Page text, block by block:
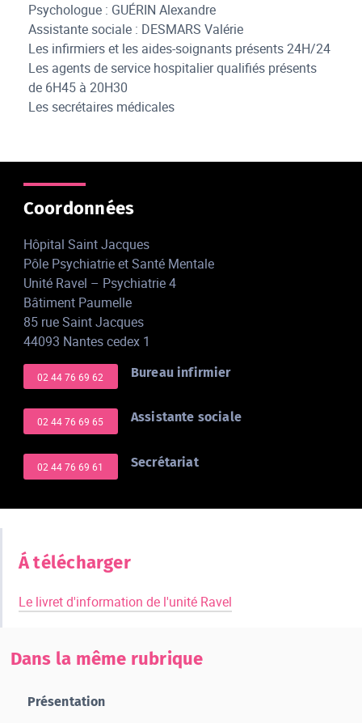
Psychologue : GUÉRIN Alexandre
Assistante sociale : DESMARS Valérie
Les infirmiers et les aides-soignants présents 24H/24
Les agents de service hospitalier qualifiés présents
de 6H45 à 20H30
Les secrétaires médicales
Coordonnées
Hôpital Saint Jacques
Pôle Psychiatrie et Santé Mentale
Unité Ravel – Psychiatrie 4
Bâtiment Paumelle
85 rue Saint Jacques
44093 Nantes cedex 1
Bureau infirmier
02 44 76 69 62
Assistante sociale
02 44 76 69 65
Secrétariat
02 44 76 69 61
Á télécharger
Le livret d'information de l'unité Ravel
Dans la même rubrique
Présentation